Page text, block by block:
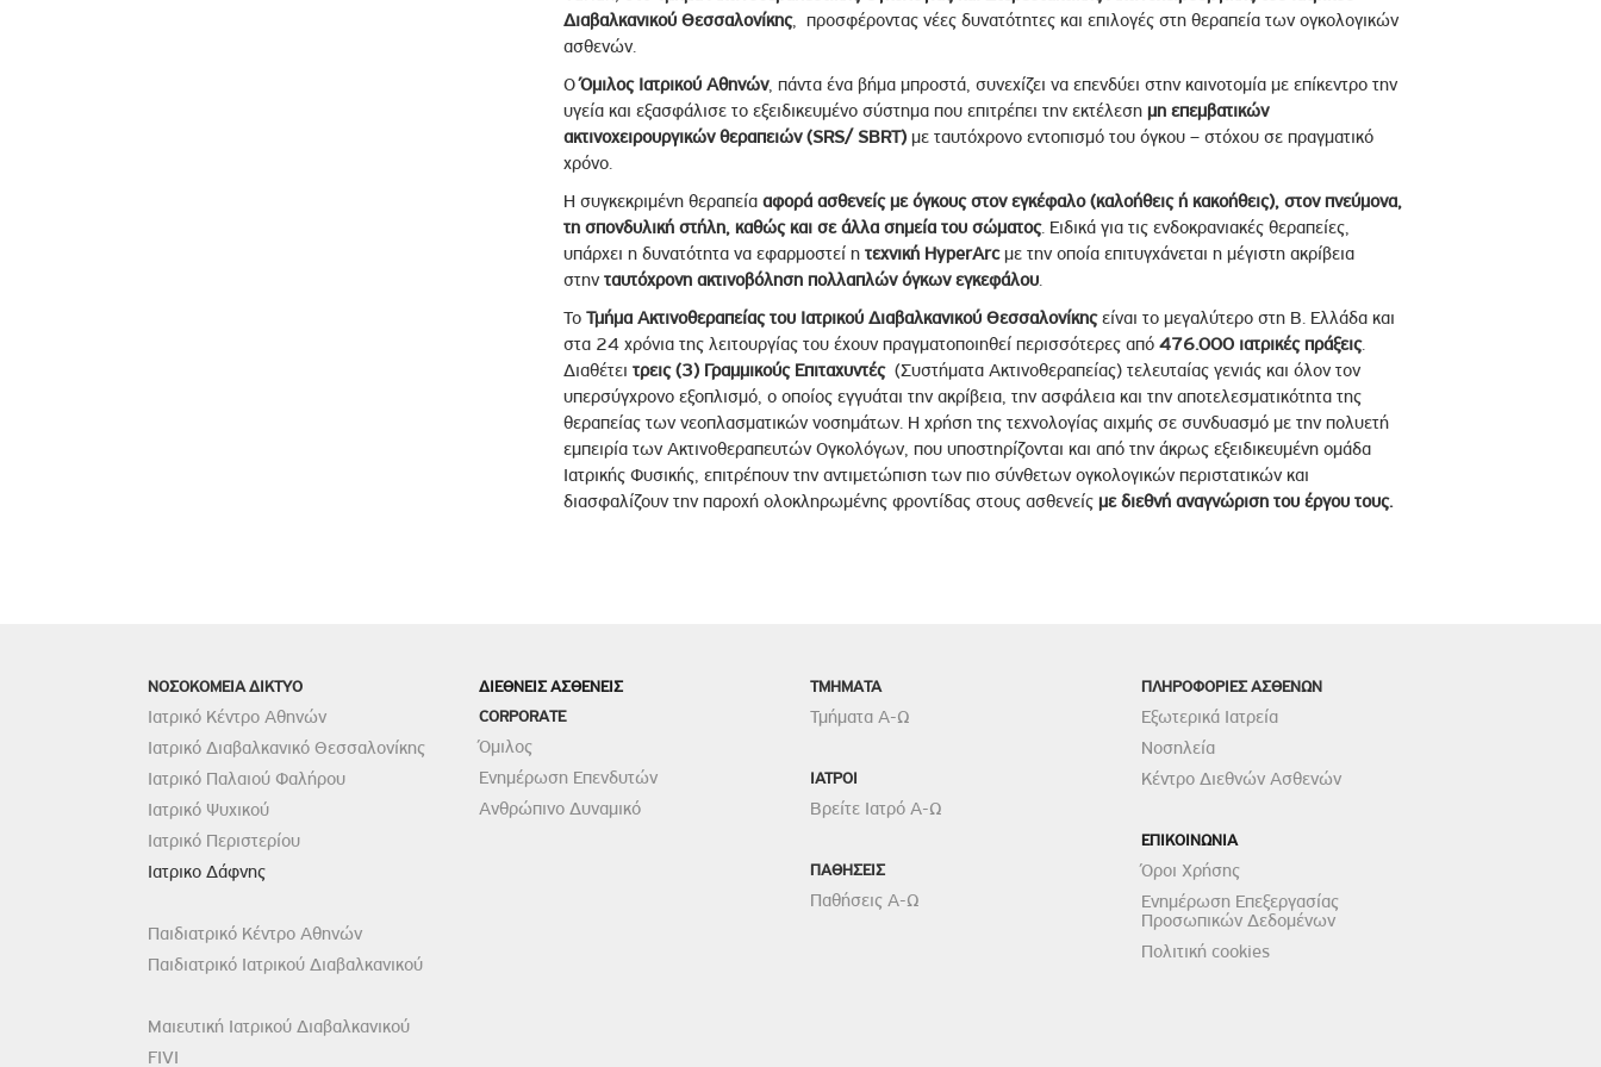
Πολιτική Προσλήψεων Προσωπικού, Στελεχών και Συνεργατών
Πολιτικές Ασφάλειας Πληροφοριών
Πολιτική Ανθρώπινων Δικαιωμάτων
Επιτροπή Αποδοχών και Υποψηφιοτήτων
Κανονισμός Επιτροπής Αποδοχών - Υποψηφιοτήτων
Κανονισμός Λειτουργίας Επιτροπής Ελέγχου
Διεύθυνση Εσωτερικού Ελέγχου Κανονισμός Λειτουργίας
Έκθεσης Βιώσιμης Ανάπτυξης 2023
Έκθεση Βιώσιμης Ανάπτυξης 2024
Πολιτική Δέουσας Επιμέλειας Τρίτων Μερών
Πολιτική Αναγνώρισης Προστασίας και Προαγωγής των Δικαιωμάτων των
Διαβαλκανικού Θεσσαλονίκης, προσφέροντας νέες δυνατότητες και επιλογές στη θεραπεία των ογκολογικών
ασθενών.
ΟΌμιλος Ιατρικού Αθηνών, πάντα ένα βήμα μπροστά, συνεχίζει να επενδύει στην καινοτομία με επίκεντρο την
υγεία και εξασφάλισε το εξειδικευμένο σύστημα που επιτρέπει την εκτέλεση μη επεμβατικών
ακτινοχειρουργικών θεραπειών (SRS/ SBRT)με ταυτόχρονο εντοπισμό του όγκου – στόχου σε πραγματικό
χρόνο.
Η συγκεκριμένη θεραπεία αφορά ασθενείς με όγκους στον εγκέφαλο (καλοήθεις ή κακοήθεις), στον πνεύμονα,
τη σπονδυλική στήλη, καθώς και σε άλλα σημεία του σώματος. Ειδικά για τις ενδοκρανιακές θεραπείες,
υπάρχει η δυνατότητα να εφαρμοστεί η τεχνική HyperArcμε την οποία επιτυγχάνεται η μέγιστη ακρίβεια
στην ταυτόχρονη ακτινοβόληση πολλαπλών όγκων εγκεφάλου.
Το Τμήμα Ακτινοθεραπείας του Ιατρικού Διαβαλκανικού Θεσσαλονίκηςείναι το μεγαλύτερο στη Β. Ελλάδα και
στα 24 χρόνια της λειτουργίας του έχουν πραγματοποιηθεί περισσότερες από 476.000 ιατρικές πράξεις.
Διαθέτει τρεις (3) Γραμμικούς Επιταχυντές(Συστήματα Ακτινοθεραπείας) τελευταίας γενιάς και όλον τον
υπερσύγχρονο εξοπλισμό, ο οποίος εγγυάται την ακρίβεια, την ασφάλεια και την αποτελεσματικότητα της
θεραπείας των νεοπλασματικών νοσημάτων. Η χρήση της τεχνολογίας αιχμής σε συνδυασμό με την πολυετή
εμπειρία των Ακτινοθεραπευτών Ογκολόγων, που υποστηρίζονται και από την άκρως εξειδικευμένη ομάδα
Ιατρικής Φυσικής, επιτρέπουν την αντιμετώπιση των πιο σύνθετων ογκολογικών περιστατικών και
διασφαλίζουν την παροχή ολοκληρωμένης φροντίδας στους ασθενείς με διεθνή αναγνώριση του έργου τους.
ΝΟΣΟΚΟΜΕΙΑ ΔΙΚΤΥΟ
Ιατρικό Κέντρο Αθηνών
Ιατρικό Διαβαλκανικό Θεσσαλονίκης
Ιατρικό Παλαιού Φαλήρου
Ιατρικό Ψυχικού
Ιατρικό Περιστερίου
Ιατρικο Δάφνης
Παιδιατρικό Κέντρο Αθηνών
Παιδιατρικό Ιατρικού Διαβαλκανικού
Μαιευτική Ιατρικού Διαβαλκανικού
FIVI
ΔΙΕΘΝΕΙΣ ΑΣΘΕΝΕΙΣ
CORPORATE
Όμιλος
Ενημέρωση Επενδυτών
Ανθρώπινο Δυναμικό
TMHMATA
Τμήματα Α-Ω
ΙΑΤΡΟΙ
Βρείτε Ιατρό Α-Ω
ΠΑΘΗΣΕΙΣ
Παθήσεις Α-Ω
ΠΛΗΡΟΦΟΡΙΕΣ ΑΣΘΕΝΩΝ
Εξωτερικά Ιατρεία
Νοσηλεία
Κέντρο Διεθνών Ασθενών
ΕΠΙΚΟΙΝΩΝΙΑ
Όροι Χρήσης
Ενημέρωση Επεξεργασίας
Προσωπικών Δεδομένων
Πολιτική cookies